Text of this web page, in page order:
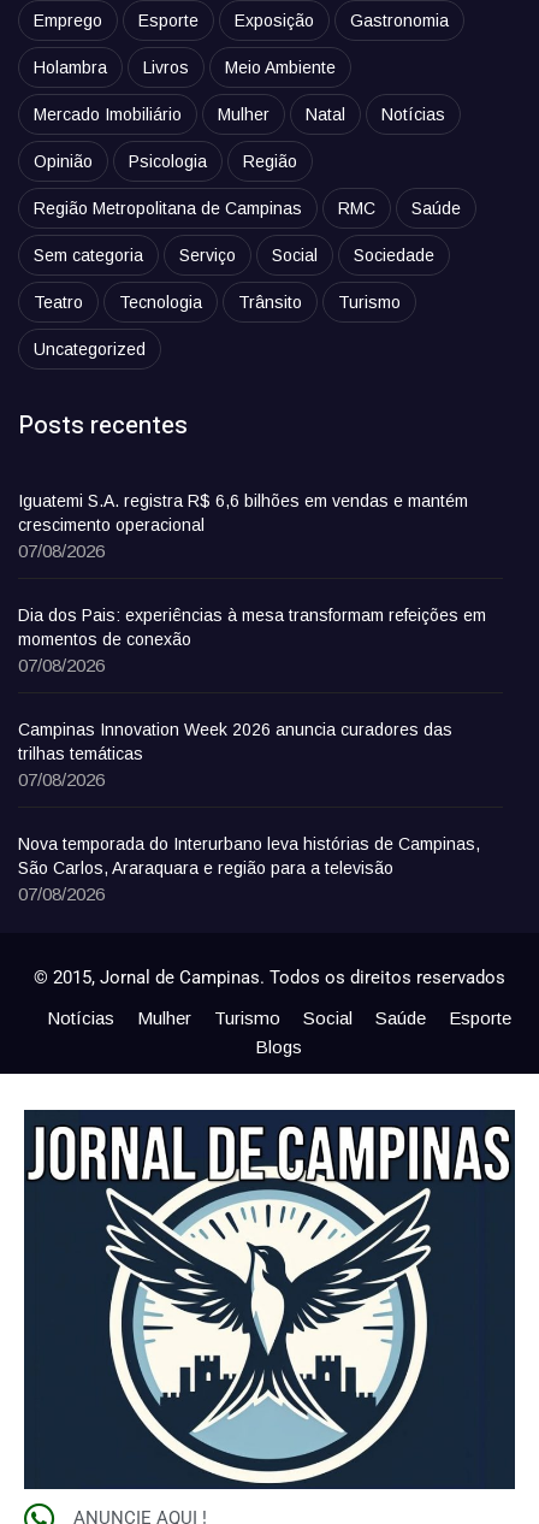
Emprego Esporte Exposição Gastronomia
Holambra Livros Meio Ambiente
Mercado Imobiliário Mulher Natal Notícias
Opinião Psicologia Região
Região Metropolitana de Campinas RMC Saúde
Sem categoria Serviço Social Sociedade
Teatro Tecnologia Trânsito Turismo
Uncategorized
Posts recentes
Iguatemi S.A. registra R$ 6,6 bilhões em vendas e mantém
crescimento operacional
07/08/2026
Dia dos Pais: experiências à mesa transformam refeições em
momentos de conexão
07/08/2026
Campinas Innovation Week 2026 anuncia curadores das
trilhas temáticas
07/08/2026
Nova temporada do Interurbano leva histórias de Campinas,
São Carlos, Araraquara e região para a televisão
07/08/2026
© 2015, Jornal de Campinas. Todos os direitos reservados
Notícias Mulher Turismo Social Saúde
Esporte
Blogs
ANUNCIE AQUI !